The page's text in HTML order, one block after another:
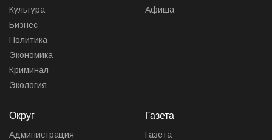
Культура
Бизнес
Политика
Экономика
Криминал
Экология
Афиша
Округ
Администрация
Газета
Газета